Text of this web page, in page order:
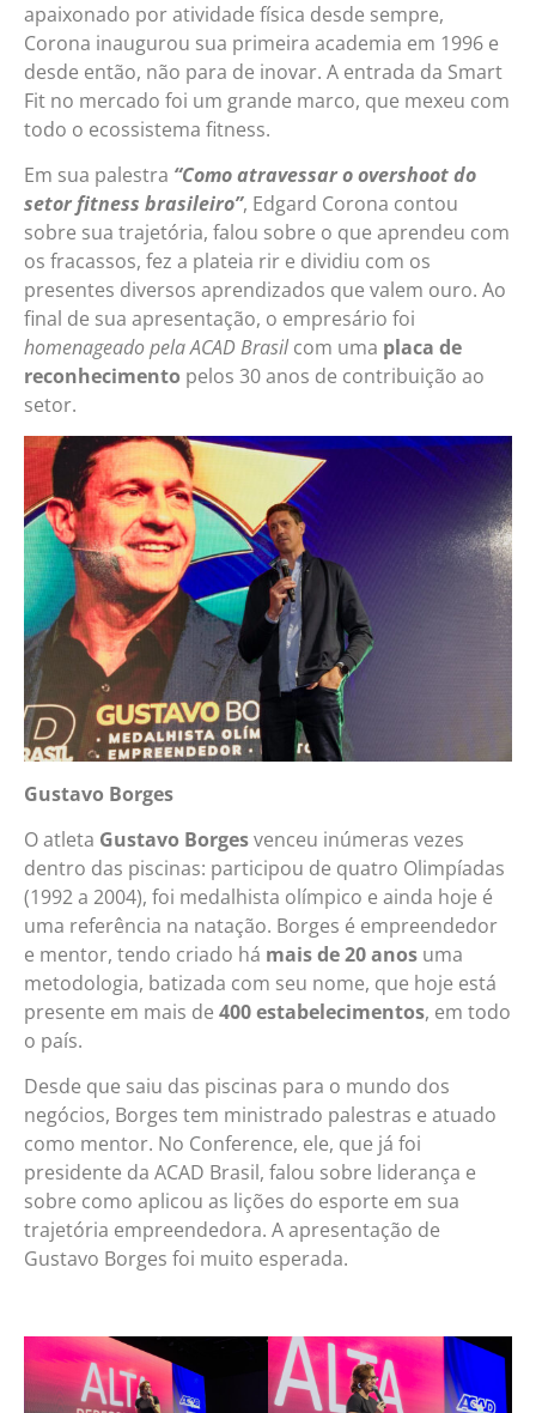
apaixonado por atividade física desde sempre,
Corona inaugurou sua primeira academia em 1996 e
desde então, não para de inovar. A entrada da Smart
Fit no mercado foi um grande marco, que mexeu com
todo o ecossistema fitness.
Em sua palestra “Como atravessar o overshoot do
setor fitness brasileiro”, Edgard Corona contou
sobre sua trajetória, falou sobre o que aprendeu com
os fracassos, fez a plateia rir e dividiu com os
presentes diversos aprendizados que valem ouro. Ao
final de sua apresentação, o empresário foi
homenageado pela ACAD Brasilcom uma placa de
reconhecimento pelos 30 anos de contribuição ao
setor.
Gustavo Borges
O atleta Gustavo Borgesvenceu inúmeras vezes
dentro das piscinas: participou de quatro Olimpíadas
(1992 a 2004), foi medalhista olímpico e ainda hoje é
uma referência na natação. Borges é empreendedor
e mentor, tendo criado há mais de 20 anos uma
metodologia, batizada com seu nome, que hoje está
presente em mais de 400 estabelecimentos, em todo
o país.
Desde que saiu das piscinas para o mundo dos
negócios, Borges tem ministrado palestras e atuado
como mentor. No Conference, ele, que já foi
presidente da ACAD Brasil, falou sobre liderança e
sobre como aplicou as lições do esporte em sua
trajetória empreendedora. A apresentação de
Gustavo Borges foi muito esperada.